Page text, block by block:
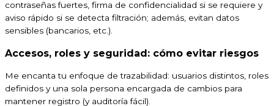
contraseñas fuertes, firma de confidencialidad si se requiere y
aviso rápido si se detecta filtración; además, evitan datos
sensibles (bancarios, etc.).
Accesos, roles y seguridad: cómo evitar riesgos
Me encanta tu enfoque de trazabilidad: usuarios distintos, roles
definidos y una sola persona encargada de cambios para
mantener registro (y auditoría fácil).